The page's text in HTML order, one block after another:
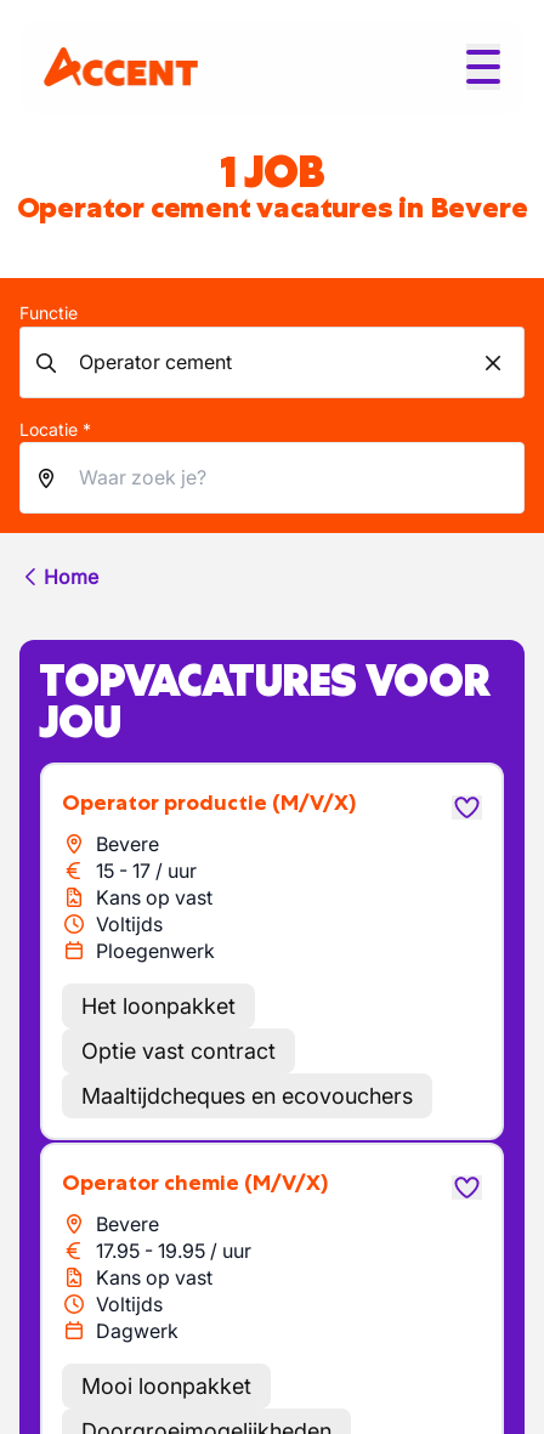
1 JOB
Operator cement vacatures in Bevere
Functie
Locatie *
Home
TOPVACATURES VOOR
JOU
Operator productie (M/V/X)
Bevere
15 - 17 / uur
Kans op vast
Voltijds
Ploegenwerk
Het loonpakket
Optie vast contract
Maaltijdcheques en ecovouchers
Operator chemie (M/V/X)
Bevere
17.95 - 19.95 / uur
Kans op vast
Voltijds
Dagwerk
Mooi loonpakket